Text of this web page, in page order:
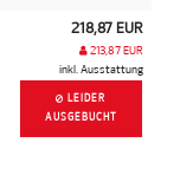
218,87 EUR
213,87 EUR
inkl. Ausstattung
LEIDER
AUSGEBUCHT